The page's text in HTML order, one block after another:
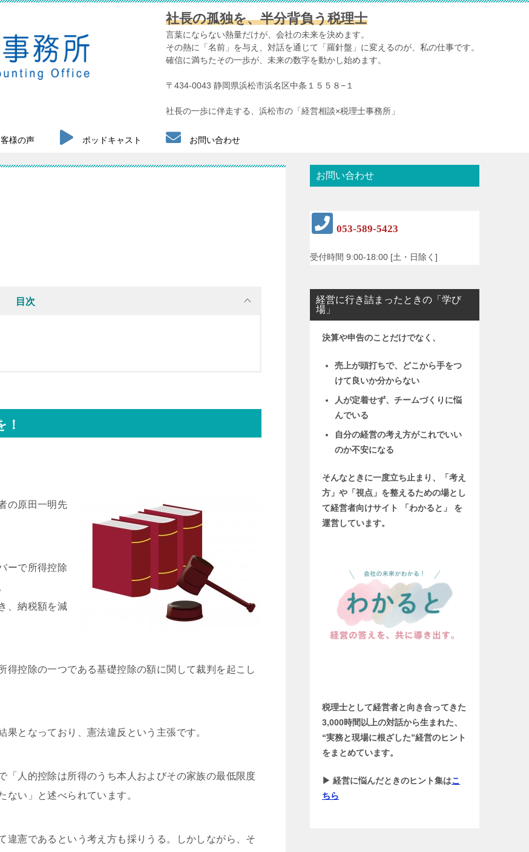
社長の孤独を、半分背負う税理士
言葉にならない熱量だけが、会社の未来を決めます。
その熱に「名前」を与え、対話を通じて「羅針盤」に変えるのが、私の仕事です。
確信に満ちたその一歩が、未来の数字を動かし始めます。
〒434-0043 静岡県浜松市浜名区中条１５５８−１
社長の一歩に伴走する、浜松市の「経営相談×税理士事務所」
様の声 ポッドキャスト お問い合わせ
目次
の原田一明先
ーで所得控除
、納税額を減
得控除の一つである基礎控除の額に関して裁判を起こし
となっており、憲法違反という主張です。
「人的控除は所得のうち本人およびその家族の最低限度
い」と述べられています。
違憲であるという考え方も採りうる。しかしながら、そ
お問い合わせ
053-589-5423
受付時間 9:00-18:00 [土・日除く]
経営に行き詰まったときの「学び
場」
決算や申告のことだけでなく、
売上が頭打ちで、どこから手をつ
けて良いか分からない
人が定着せず、チームづくりに悩
んでいる
自分の経営の考え方がこれでいい
のか不安になる
そんなときに一度立ち止まり、「考え
方」や「視点」を整えるための場とし
て経営者向けサイト 「わかると」 を
運営しています。
税理士として経営者と向き合ってきた
3,000時間以上の対話から生まれた、
“実務と現場に根ざした”経営のヒント
をまとめています。
▶ 経営に悩んだときのヒント集はこ
ちら